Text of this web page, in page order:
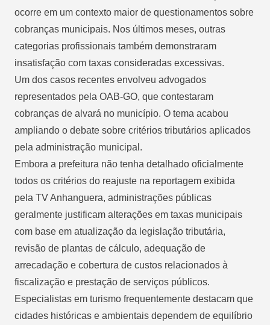
ocorre em um contexto maior de questionamentos sobre
cobranças municipais. Nos últimos meses, outras
categorias profissionais também demonstraram
insatisfação com taxas consideradas excessivas.
Um dos casos recentes envolveu advogados
representados pela OAB-GO, que contestaram
cobranças de alvará no município. O tema acabou
ampliando o debate sobre critérios tributários aplicados
pela administração municipal.
Embora a prefeitura não tenha detalhado oficialmente
todos os critérios do reajuste na reportagem exibida
pela TV Anhanguera, administrações públicas
geralmente justificam alterações em taxas municipais
com base em atualização da legislação tributária,
revisão de plantas de cálculo, adequação de
arrecadação e cobertura de custos relacionados à
fiscalização e prestação de serviços públicos.
Especialistas em turismo frequentemente destacam que
cidades históricas e ambientais dependem de equilíbrio